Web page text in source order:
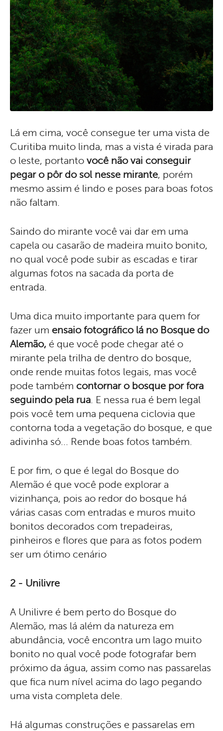
Lá em cima, você consegue ter uma vista de
Curitiba muito linda, mas a vista é virada para
o leste, portanto você não vai conseguir
pegar o pôr do sol nesse mirante, porém
mesmo assim é lindo e poses para boas fotos
não faltam.
Saindo do mirante você vai dar em uma
capela ou casarão de madeira muito bonito,
no qual você pode subir as escadas e tirar
algumas fotos na sacada da porta de
entrada.
Uma dica muito importante para quem for
fazer um ensaio fotográfico lá no Bosque do
Alemão, é que você pode chegar até o
mirante pela trilha de dentro do bosque,
onde rende muitas fotos legais, mas você
pode também contornar o bosque por fora
seguindo pela rua. E nessa rua é bem legal
pois você tem uma pequena ciclovia que
contorna toda a vegetação do bosque, e que
adivinha só... Rende boas fotos também.
E por fim, o que é legal do Bosque do
Alemão é que você pode explorar a
vizinhança, pois ao redor do bosque há
várias casas com entradas e muros muito
bonitos decorados com trepadeiras,
pinheiros e flores que para as fotos podem
ser um ótimo cenário
2 - Unilivre
A Unilivre é bem perto do Bosque do
Alemão, mas lá além da natureza em
abundância, você encontra um lago muito
bonito no qual você pode fotografar bem
próximo da água, assim como nas passarelas
que fica num nível acima do lago pegando
uma vista completa dele.
Há algumas construções e passarelas em